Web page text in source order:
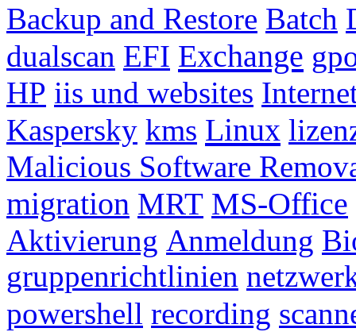
Backup and Restore Batch
dualscan EFI Exchange
HP iis und websites
Kaspersky kms Linux
Malicious Software
migration MRT MS-Office
Aktivierung Anmeldung
gruppenrichtlinien
powershell recording